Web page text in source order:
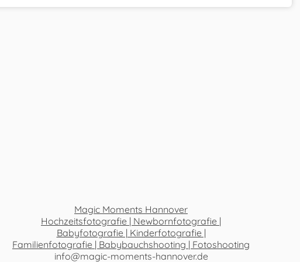
Magic Moments Hannover
Hochzeitsfotografie | Newbornfotografie |
Babyfotografie | Kinderfotografie |
Familienfotografie | Babybauchshooting | Fotoshooting
info@magic-moments-hannover.de